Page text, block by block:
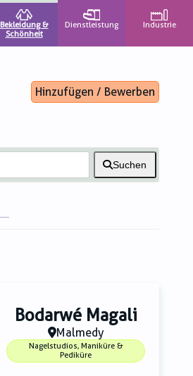
Bekleidung &
Schönheit
Dienstleistung Industrie
Hinzufügen / Bewerben
Suchen
Bodarwé Magali
Malmedy
Nagelstudios, Maniküre &
Pediküre